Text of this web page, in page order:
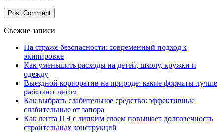
Свежие записи
На страже безопасности: современный подход к
экипировке
Как уменьшить расходы на детей, школу, кружки и
одежду
Выездной корпоратив на природе: какие форматы лучше
работают летом
Как выбрать слабительное средство: эффективные
слабительные от запора
Как лента ПЭ с липким слоем повышает долговечность
строительных конструкций